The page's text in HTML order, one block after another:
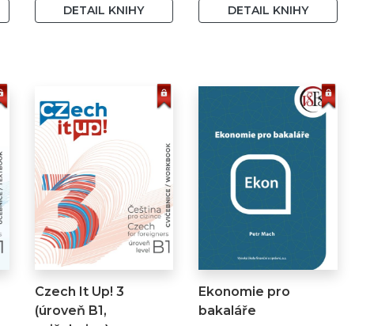
DETAIL KNIHY DETAIL KNIHY
Czech It Up! 3
(úroveň B1,
Ekonomie pro
bakaláře